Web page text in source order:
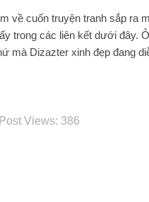
về cuốn truyện tranh sắp ra
trong các liên kết dưới đây.
mà Dizazter xinh đẹp đang
Post Views: 386